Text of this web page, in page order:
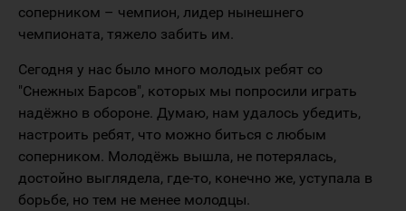
соперником – чемпион, лидер нынешнего
чемпионата, тяжело забить им.
Сегодня у нас было много молодых ребят со
"Снежных Барсов", которых мы попросили играть
надёжно в обороне. Думаю, нам удалось убедить,
настроить ребят, что можно биться с любым
соперником. Молодёжь вышла, не потерялась,
достойно выглядела, где-то, конечно же, уступала в
борьбе, но тем не менее молодцы.